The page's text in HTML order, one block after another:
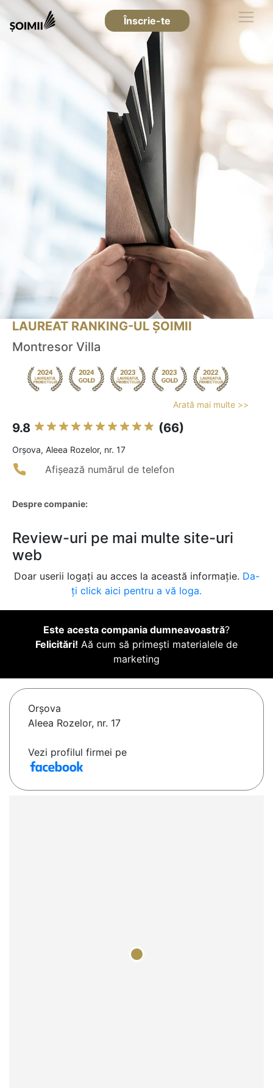
Înscrie-te
LAUREAT RANKING-UL ȘOIMII
Montresor Villa
Arată mai multe >>
9.8 (66)
Orşova, Aleea Rozelor, nr. 17
Afișează numărul de telefon
Despre companie:
Review-uri pe mai multe site-uri
web
Doar userii logați au acces la această informație. Da-
ți click aici pentru a vă loga.
Este acesta compania dumneavoastră?
Felicitări! Aă cum să primești materialele de
marketing
Orşova
Aleea Rozelor, nr. 17
Vezi profilul firmei pe